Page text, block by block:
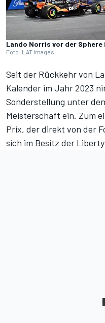
Lando Norris vor der Sphere
Foto: LAT Images
Seit der Rückkehr von
Kalender im Jahr 2023
Sonderstellung unter
Meisterschaft ein. Zum
Prix, der direkt von der
sich im Besitz der